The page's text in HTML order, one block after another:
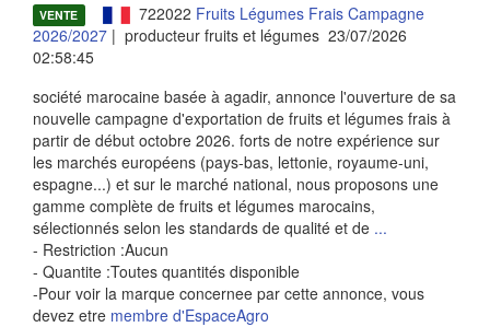
VENTE 722022 Fruits Légumes Frais Campagne
2026/2027 | producteur fruits et légumes 23/07/2026
02:58:45
société marocaine basée à agadir, annonce l'ouverture de sa
nouvelle campagne d'exportation de fruits et légumes frais à
partir de début octobre 2026. forts de notre expérience sur
les marchés européens (pays-bas, lettonie, royaume-uni,
espagne...) et sur le marché national, nous proposons une
gamme complète de fruits et légumes marocains,
sélectionnés selon les standards de qualité et de ...
- Restriction :Aucun
- Quantite :Toutes quantités disponible
-Pour voir la marque concernee par cette annonce, vous
devez etre membre d'EspaceAgro